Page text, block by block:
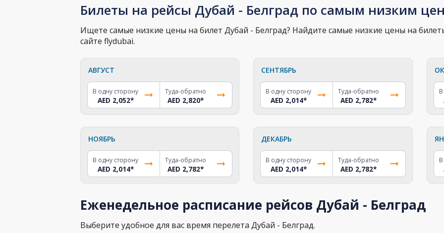
Билеты на рейсы Дубай - Белград по самым низким
Ищете самые низкие цены на билет Дубай - Белград? Найдите самые низкие цены на
сайте flydubai.
АВГУСТ
В одну сторону
AED 2,052*
Туда-обратно
AED 2,820*
СЕНТЯБРЬ
В одну сторону
AED 2,014*
Туда-обратно
AED 2,782*
НОЯБРЬ
В одну сторону
AED 2,014*
Туда-обратно
AED 2,782*
ДЕКАБРЬ
В одну сторону
AED 2,014*
Туда-обратно
AED 2,782*
Еженедельное расписание рейсов Дубай - Белград
Выберите удобное для вас время перелета Дубай - Белград.